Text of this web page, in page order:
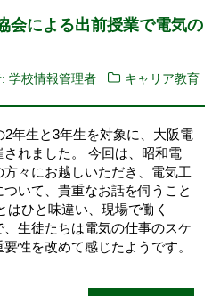
会による出前授業で電気の
学校情報管理者
キャリア教育
2年生と3年生を対象に、大阪電
れました。 今回は、昭和電
々にお越しいただき、電気工
いて、貴重なお話を伺うこと
はひと味違い、現場で働く
生徒たちは電気の仕事のスケ
性を改めて感じたようです。